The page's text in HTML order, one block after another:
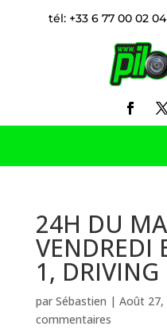
tél: +33 6 77 00 02
24H DU
VENDREDI
1,
par Sébastien | Août 27,
commentaires